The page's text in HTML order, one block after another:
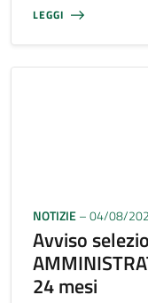
LEGGI
NOTIZIE– 04/08/
Avviso
24 mesi